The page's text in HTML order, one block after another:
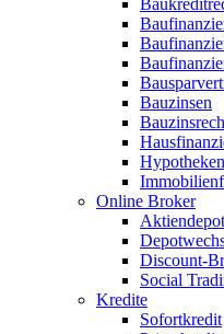
Bauzinsen
Online Broker
Discount-
Social
Kredite
Sofortkredit